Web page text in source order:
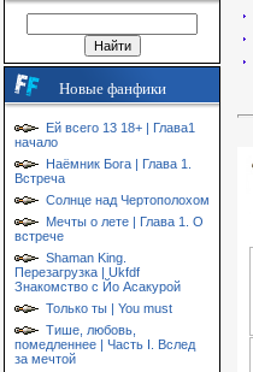
Новые фанфики
Ей всего 13 18+ | Глава1
начало
Наёмник Бога | Глава 1.
Встреча
Солнце над Чертополохом
Мечты о лете | Глава 1. О
встрече
Shaman King.
Перезагрузка | Ukfdf
Знакомство с Йо Асакурой
Только ты | You must
Тише, любовь,
помедленнее | Часть I. Вслед
за мечтой